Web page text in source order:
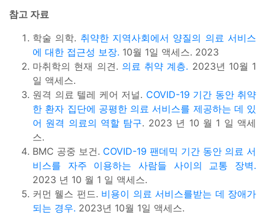
참고 자료
학술 의학. 취약한 지역사회에서 양질의 의료 서비스
에 대한 접근성 보장. 10월 1일 액세스. 2023
마취학의 현재 의견. 의료 취약 계층. 2023년 10월 1
일 액세스.
원격 의료 텔레 케어 저널. COVID-19 기간 동안 취약
한 환자 집단에 공평한 의료 서비스를 제공하는 데 있
어 원격 의료의 역할 탐구. 2023 년 10 월 1 일 액세
스.
BMC 공중 보건. COVID-19 팬데믹 기간 동안 의료 서
비스를 자주 이용하는 사람들 사이의 교통 장벽.
2023 년 10 월 1 일 액세스.
커먼 웰스 펀드. 비용이 의료 서비스를받는 데 장애가
되는 경우. 2023년 10월 1일 액세스.